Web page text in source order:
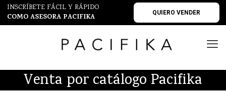
INSCRÍBETE FÁCIL Y RÁPIDO
COMO ASESORA PACIFIKA QUIERO VENDER
Venta por catálogo Pacifika